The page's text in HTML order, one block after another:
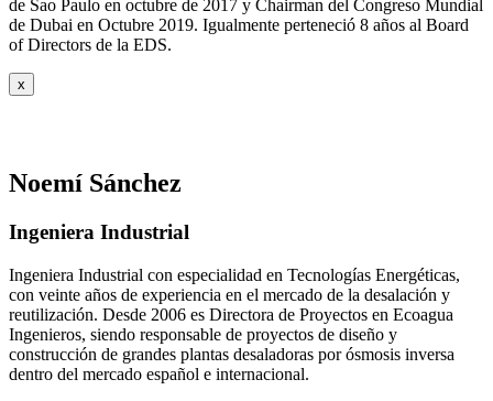
de Sao Paulo en octubre de 2017 y Chairman del Congreso Mundial
de Dubai en Octubre 2019. Igualmente perteneció 8 años al Board
of Directors de la EDS.
x
Noemí Sánchez
Ingeniera Industrial
Ingeniera Industrial con especialidad en Tecnologías Energéticas,
con veinte años de experiencia en el mercado de la desalación y
reutilización. Desde 2006 es Directora de Proyectos en Ecoagua
Ingenieros, siendo responsable de proyectos de diseño y
construcción de grandes plantas desaladoras por ósmosis inversa
dentro del mercado español e internacional.